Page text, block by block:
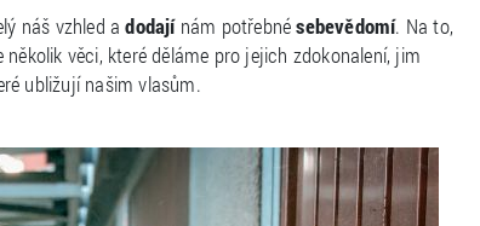
náš vzhled adodajínám potřebnésebevědomí. Na to,
věci, které děláme pro jejich zdokonalení, jim
ubližují našim vlasům.